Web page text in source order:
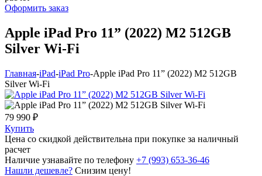
Оформить заказ
Apple iPad Pro 11” (2022) М2 512GB
Silver Wi-Fi
Главная-iPad-iPad Pro-Apple iPad Pro 11” (2022) М2 512GB
Silver Wi-Fi
79 990 ₽
Купить
Цена со скидкой действительна при покупке за наличный
расчет
Наличие узнавайте по телефону +7 (993) 653-36-46
Нашли дешевле? Снизим цену!